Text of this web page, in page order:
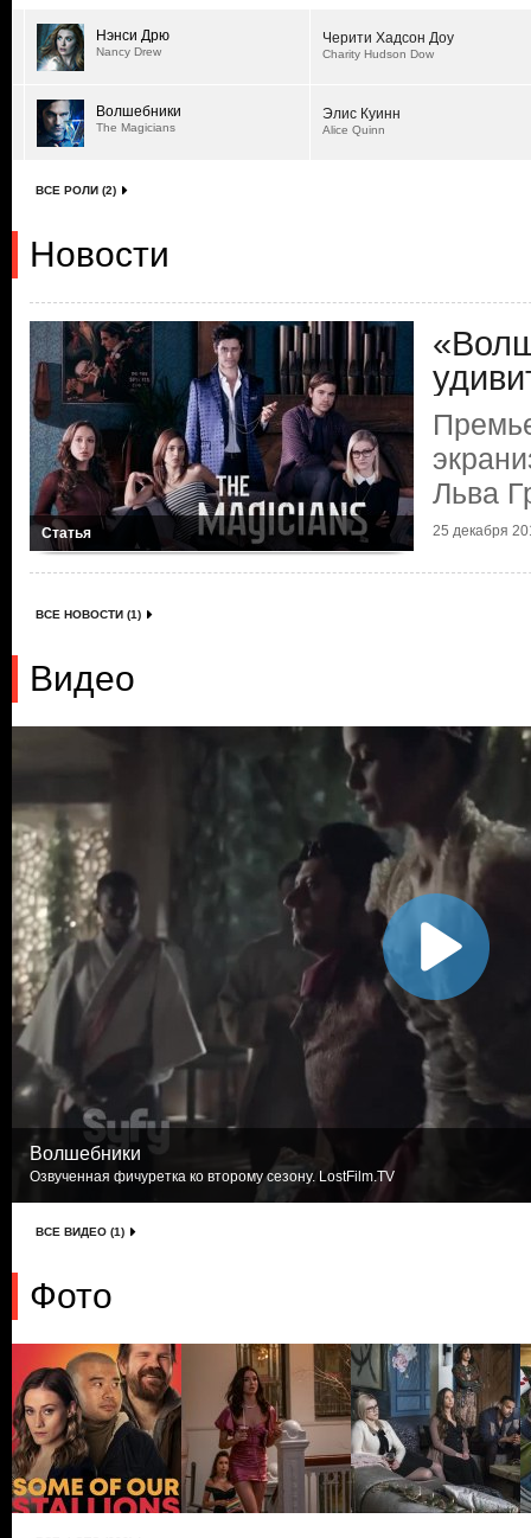
Нэнси Дрю
Nancy Drew
Черити Хадсон Доу
Charity Hudson Dow
Волшебники
The Magicians
Элис Куинн
Alice Quinn
ВСЕ РОЛИ (2)
Новости
Статья
Льва
25 декабря
ВСЕ НОВОСТИ (1)
Видео
Волшебники
Озвученная фичуретка ко второму сезону. LostFilm.TV
ВСЕ ВИДЕО (1)
Фото